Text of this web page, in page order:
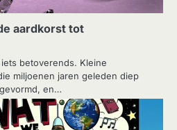
aardkorst tot
betoverends. Kleine
miljoenen jaren geleden diep
en…